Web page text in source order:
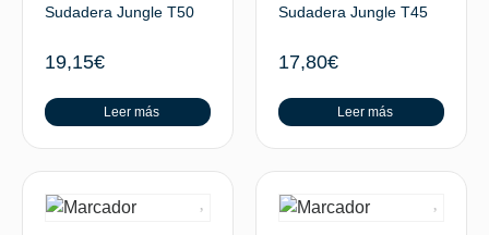
Sudadera Jungle T50
19,15€
Leer más
Sudadera Jungle T45
17,80€
Leer más